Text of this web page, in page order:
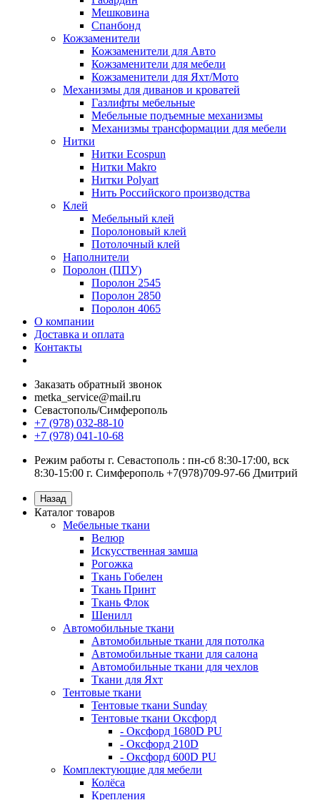
Мешковина
Спанбонд
Кожзаменители
Кожзаменители для Авто
Кожзаменители для мебели
Кожзаменители для Яхт/Мото
Механизмы для диванов и кроватей
Газлифты мебельные
Мебельные подъемные механизмы
Механизмы трансформации для мебели
Нитки
Нитки Ecospun
Нитки Makro
Нитки Polyart
Нить Российского производства
Клей
Мебельный клей
Поролоновый клей
Потолочный клей
Наполнители
Поролон (ППУ)
Поролон 2545
Поролон 2850
Поролон 4065
О компании
Доставка и оплата
Контакты
Заказать обратный звонок
metka_service@mail.ru
Севастополь/Симферополь
+7 (978) 032-88-10
+7 (978) 041-10-68
Режим работы г. Севастополь : пн-сб 8:30-17:00, вск
8:30-15:00 г. Симферополь +7(978)709-97-66 Дмитрий
Назад
Каталог товаров
Мебельные ткани
Велюр
Искусственная замша
Рогожка
Ткань Гобелен
Ткань Принт
Ткань Флок
Шенилл
Автомобильные ткани
Автомобильные ткани для потолка
Автомобильные ткани для салона
Автомобильные ткани для чехлов
Ткани для Яхт
Тентовые ткани
Тентовые ткани Sunday
Тентовые ткани Оксфорд
- Оксфорд 1680D PU
- Оксфорд 210D
- Оксфорд 600D PU
Комплектующие для мебели
Колёса
Крепления